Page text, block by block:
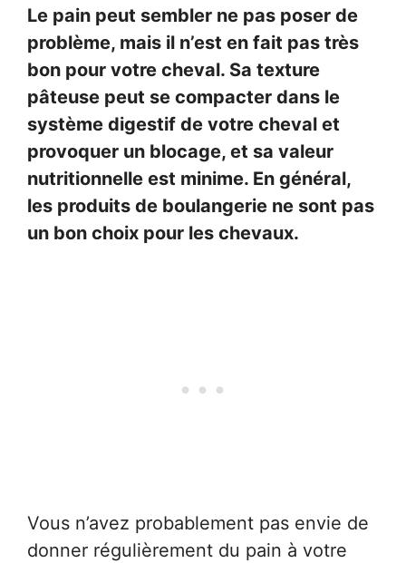
Le pain peut sembler ne pas poser de
problème, mais il n’est en fait pas très
bon pour votre cheval. Sa texture
pâteuse peut se compacter dans le
système digestif de votre cheval et
provoquer un blocage, et sa valeur
nutritionnelle est minime. En général,
les produits de boulangerie ne sont pas
un bon choix pour les chevaux.
Vous n’avez probablement pas envie de
donner régulièrement du pain à votre